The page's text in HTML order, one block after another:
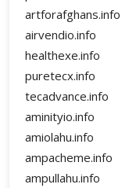
artforafghans.info
airvendio.info
healthexe.info
puretecx.info
tecadvance.info
aminityio.info
amiolahu.info
ampacheme.info
ampullahu.info